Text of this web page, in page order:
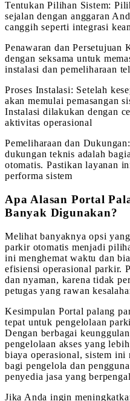
Tentukan Pilihan Sistem:
sejalan dengan anggaran
canggih seperti integrasi
Penawaran dan Persetujuan
dengan seksama untuk
instalasi dan pemeliharaan
Proses Instalasi: Setelah
akan memulai pemasangan
Instalasi dilakukan dengan
aktivitas operasional
Pemeliharaan dan
dukungan teknis adalah
otomatis. Pastikan layanan
performa sistem
Apa Alasan Portal
Banyak Digunakan?
Melihat banyaknya opsi
parkir otomatis menjadi
ini menghemat waktu dan
efisiensi operasional parkir.
dan nyaman, karena tidak
petugas yang rawan
Kesimpulan Portal palang
tepat untuk pengelolaan
Dengan berbagai
pengelolaan akses yang
biaya operasional, sistem ini
bagi pengelola dan
penyedia jasa yang
Jika Anda ingin